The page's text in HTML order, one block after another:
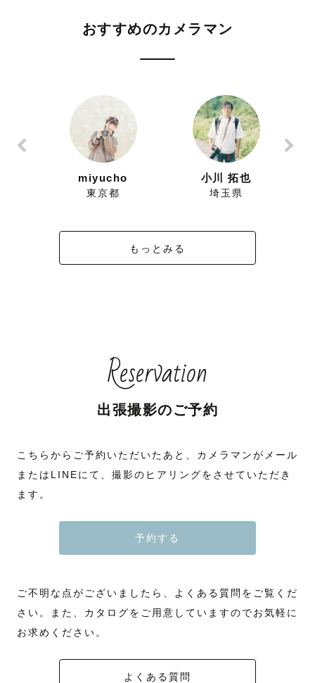
おすすめのカメラマン
miyucho
東京都
小川 拓也
埼玉県
もっとみる
Reservation
出張撮影のご予約
こちらからご予約いただいたあと、カメラマンがメール
またはLINEにて、撮影のヒアリングをさせていただき
ます。
予約する
ご不明な点がございましたら、よくある質問をご覧くだ
さい。また、カタログをご用意していますのでお気軽に
お求めください。
よくある質問